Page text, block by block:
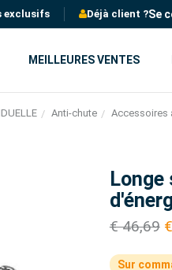
exclusifs Déjà client ?Se
MEILLEURES VENTES
Anti-chute Accessoires
€ 46,69
Sur